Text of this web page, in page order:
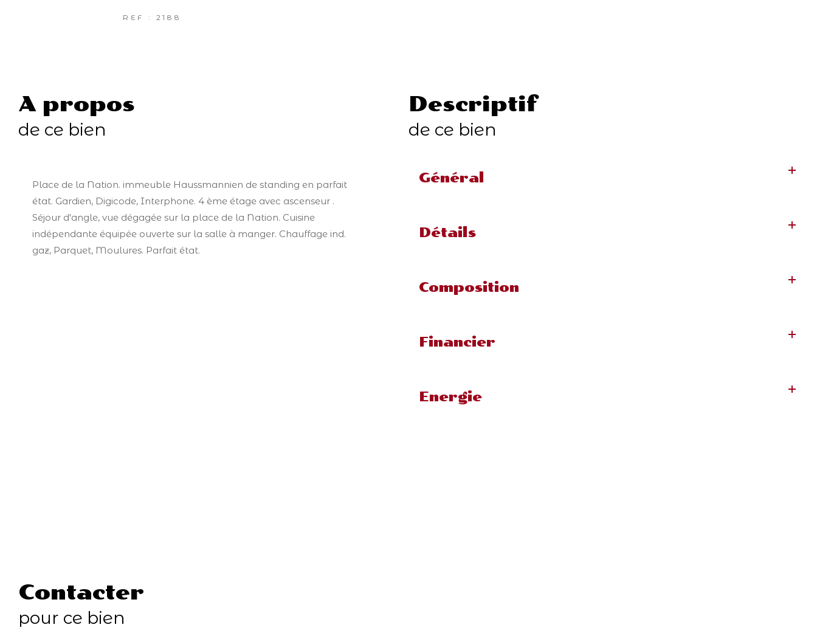
REF : 2188
a propos
de ce bien
Place de la Nation. immeuble Haussmannien de standing en parfait
état. Gardien, Digicode, Interphone. 4 ème étage avec ascenseur .
Séjour d'angle, vue dégagée sur la place de la Nation. Cuisine
indépendante équipée ouverte sur la salle à manger. Chauffage ind.
gaz, Parquet, Moulures. Parfait état.
descriptif
de ce bien
Général
Détails
Composition
Financier
Energie
Contacter
pour ce bien